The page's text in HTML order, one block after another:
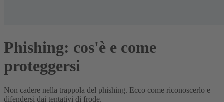
Phishing: cos'è e come
proteggersi
Non cadere nella trappola del phishing. Ecco come riconoscerlo e
difendersi dai tentativi di frode.